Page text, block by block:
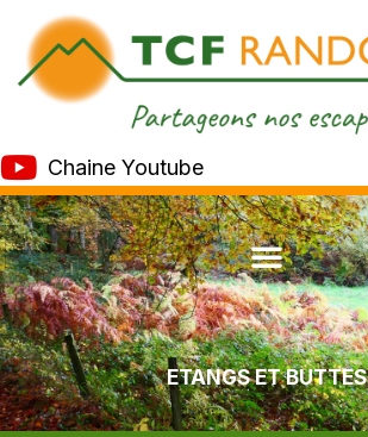
Chaine Youtube
ETANGS ET BUTTES